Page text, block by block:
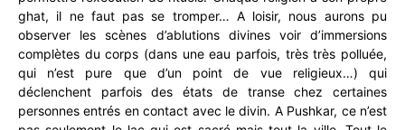
ghat, il ne faut pas se tromper… A loisir, nous aurons pu
observer les scènes d’ablutions divines voir d’immersions
complètes du corps (dans une eau parfois, très très polluée,
qui n’est pure que d’un point de vue religieux…) qui
déclenchent parfois des états de transe chez certaines
personnes entrés en contact avec le divin. A Pushkar, ce n’est